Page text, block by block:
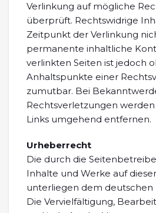
Verlinkung auf mögliche
überprüft. Rechtswidrige
Zeitpunkt der Verlinkung
permanente inhaltliche
verlinkten Seiten ist jedoch
Anhaltspunkte einer
zumutbar. Bei
Rechtsverletzungen
Links umgehend entfernen.
Urheberrecht
Die durch die
Inhalte und Werke auf
unterliegen dem
Die Vervielfältigung,